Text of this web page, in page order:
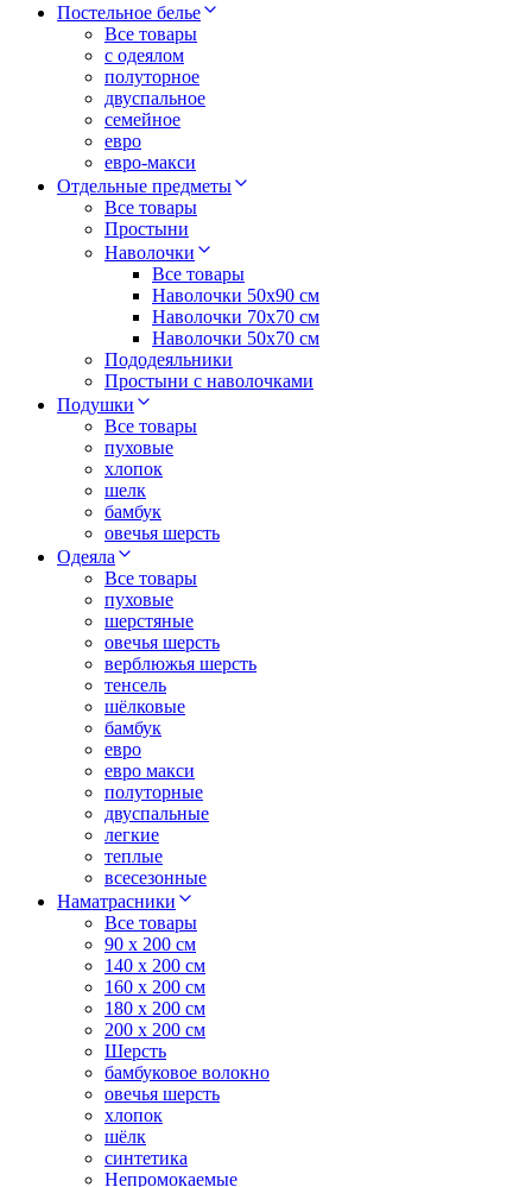
Постельное белье
Все товары
с одеялом
полуторное
двуспальное
семейное
евро
евро-макси
Отдельные предметы
Все товары
Простыни
Наволочки
Все товары
Наволочки 50x90 см
Наволочки 70x70 cм
Наволочки 50х70 см
Пододеяльники
Простыни с наволочками
Подушки
Все товары
пуховые
хлопок
шелк
бамбук
овечья шерсть
Одеяла
Все товары
пуховые
шерстяные
овечья шерсть
верблюжья шерсть
тенсель
шёлковые
бамбук
евро
евро макси
полуторные
двуспальные
легкие
теплые
всесезонные
Наматрасники
Все товары
90 x 200 см
140 x 200 см
160 x 200 см
180 x 200 см
200 x 200 см
Шерсть
бамбуковое волокно
овечья шерсть
хлопок
шёлк
синтетика
Непромокаемые